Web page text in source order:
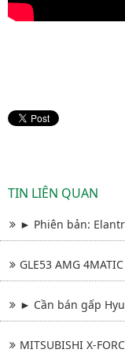
TIN LIÊN QUAN
► Phiên bản:
GLE53 AMG
► Cần bán gấp
MITSUBISHI X-